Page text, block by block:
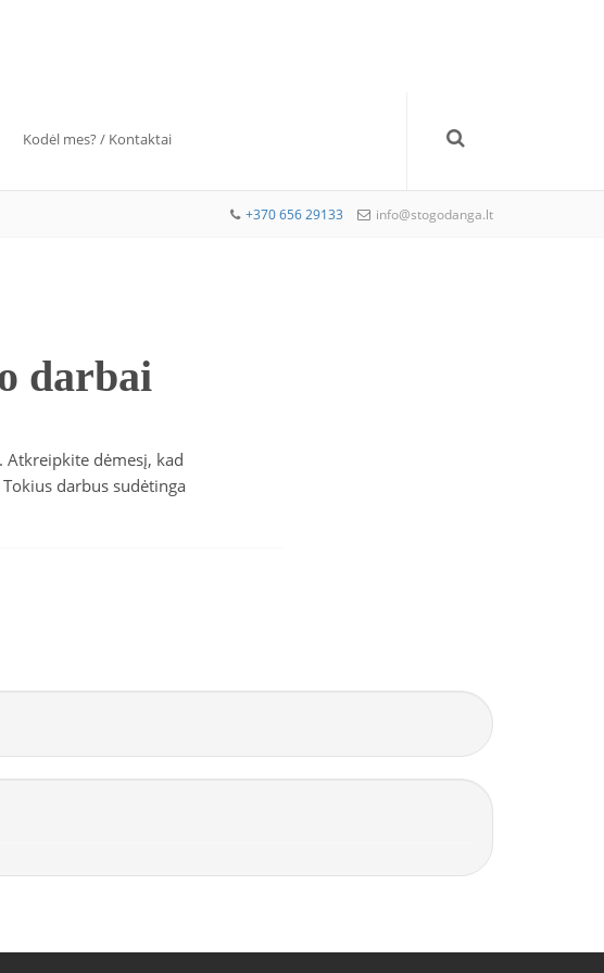
Kodėl mes? / Kontaktai
+370 656 29133 info@stogodanga.lt
darbai
Atkreipkite dėmesį, kad
darbus sudėtinga